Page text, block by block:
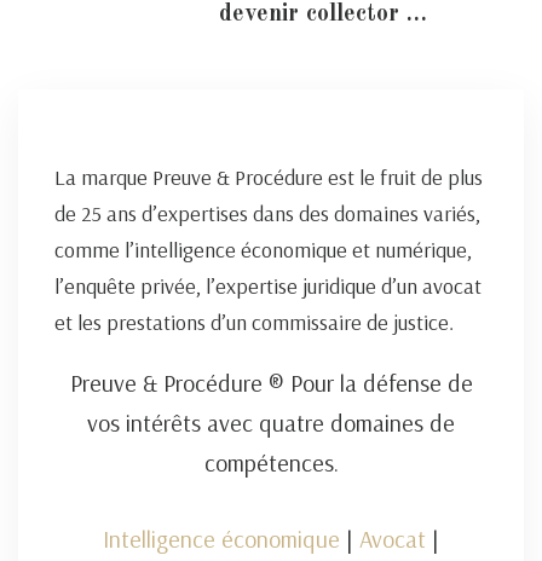
devenir collector …
La marque Preuve & Procédure est le fruit de plus
de 25 ans d’expertises dans des domaines variés,
comme l’intelligence économique et numérique,
l’enquête privée, l’expertise juridique d’un avocat
et les prestations d’un commissaire de justice.
Preuve & Procédure ® Pour la défense de
vos intérêts avec quatre domaines de
compétences.
Intelligence économique | Avocat |